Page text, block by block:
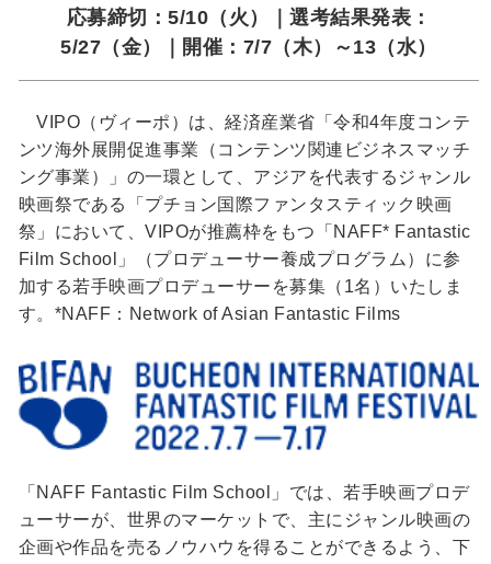
応募締切：5/10（火）｜選考結果発表：
5/27（金）｜開催：7/7（木）～13（水）
VIPO（ヴィーポ）は、経済産業省「令和4年度コンテ
ンツ海外展開促進事業（コンテンツ関連ビジネスマッチ
ング事業）」の一環として、アジアを代表するジャンル
映画祭である「プチョン国際ファンタスティック映画
祭」において、VIPOが推薦枠をもつ「NAFF* Fantastic
Film School」（プロデューサー養成プログラム）に参
加する若手映画プロデューサーを募集（1名）いたしま
す。*NAFF：Network of Asian Fantastic Films
「NAFF Fantastic Film School」では、若手映画プロデ
ューサーが、世界のマーケットで、主にジャンル映画の
企画や作品を売るノウハウを得ることができるよう、下